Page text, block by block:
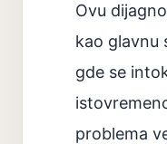
Ovu
kao glavnu
gde se
problema